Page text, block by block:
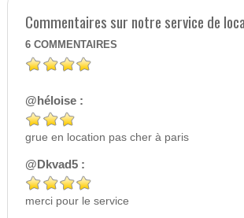
Commentaires sur notre service de
6 COMMENTAIRES
@héloise :
grue en location pas cher à paris
@Dkvad5 :
merci pour le service